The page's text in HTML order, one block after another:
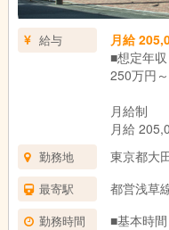
給与
月給
■想定年収
250万円
月給制
月給
月給￥
＋各種手
【手当】
勤務地 東京都大
最寄駅 都営浅草
勤務時間
■基本時